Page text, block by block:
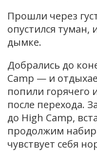
Прошли через
опустился
дымке.
Добрались до
Camp — и
попили горячего
после перехода.
до High Camp,
продолжим
чувствует себя